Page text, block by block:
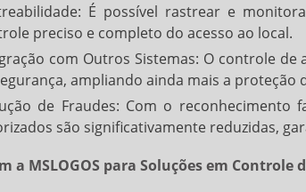
É possível rastrear e
preciso e completo do acesso ao local.
com Outros Sistemas: O controle
ampliando ainda mais a proteção
de Fraudes: Com o reconhecimento
são significativamente reduzidas,
a MSLOGOS para Soluções em Controle